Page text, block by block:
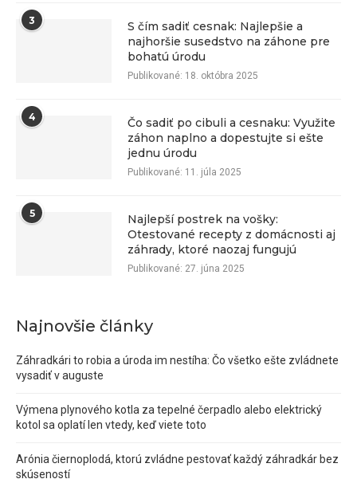
3
S čím sadiť cesnak: Najlepšie a
najhoršie susedstvo na záhone pre
bohatú úrodu
Publikované: 18. októbra 2025
4
Čo sadiť po cibuli a cesnaku: Využite
záhon naplno a dopestujte si ešte
jednu úrodu
Publikované: 11. júla 2025
5
Najlepší postrek na vošky:
Otestované recepty z domácnosti aj
záhrady, ktoré naozaj fungujú
Publikované: 27. júna 2025
Najnovšie články
Záhradkári to robia a úroda im nestíha: Čo všetko ešte zvládnete
vysadiť v auguste
Výmena plynového kotla za tepelné čerpadlo alebo elektrický
kotol sa oplatí len vtedy, keď viete toto
Arónia čiernoplodá, ktorú zvládne pestovať každý záhradkár bez
skúseností